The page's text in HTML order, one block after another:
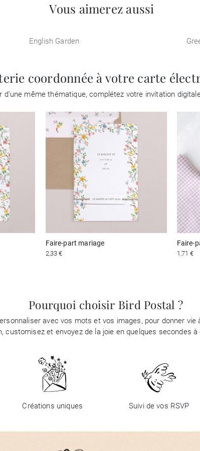
Vous aimerez aussi
English Garden
coordonnée à votre carte
d'une même thématique, complétez votre invitation
Faire-part mariage
2,33 €
Faire-
1,71 €
Pourquoi choisir Bird Postal ?
avec vos mots et vos images, pour donner
customisez et envoyez de la joie en quelques secondes
Créations uniques Suivi de vos RSVP